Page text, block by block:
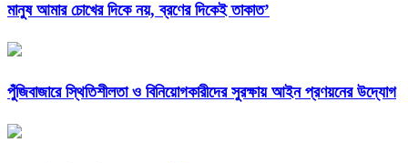
মানুষ আমার চোখের দিকে নয়, ব্রণের দিকেই তাকাত’
পুঁজিবাজারে স্থিতিশীলতা ও বিনিয়োগকারীদের সুরক্ষায় আইন প্রণয়নের উদ্যোগ